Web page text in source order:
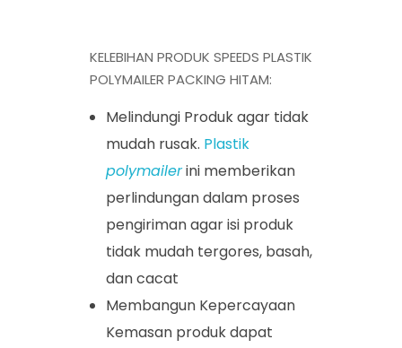
KELEBIHAN PRODUK SPEEDS PLASTIK
POLYMAILER PACKING HITAM:
Melindungi Produk agar tidak
mudah rusak. Plastik
polymailerini memberikan
perlindungan dalam proses
pengiriman agar isi produk
tidak mudah tergores, basah,
dan cacat
Membangun Kepercayaan
Kemasan produk dapat